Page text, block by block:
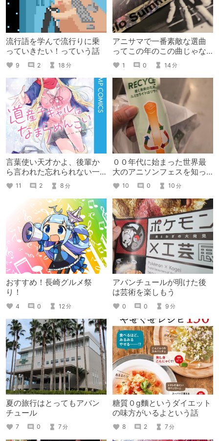
流行語を学んで流行りに乗
っていきたい！っていう話
9 2 18 分
アニサマで一番素敵な選曲
ってこの年のこの曲じゃな
い？って話
1 0 14 分
言葉使い天才かよ、後輩か
ら言われた忘れられない一
言 11 2 8 分
００年代に始まった世界最
大のアニソンフェスを知っ
てますか？
10 0 10 分
おすすめ！長崎グルメ祭
り！
4 0 12分
アバンチュールが明けた後
は芸術を楽しもう
0 0 9 分
夏の旅行はとってもアバン
チュール
7 0 7分
糖質０g麵というダイエット
の味方がいるよという話
8 2 7分